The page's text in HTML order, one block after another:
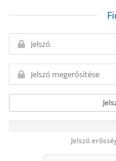
Jelszó